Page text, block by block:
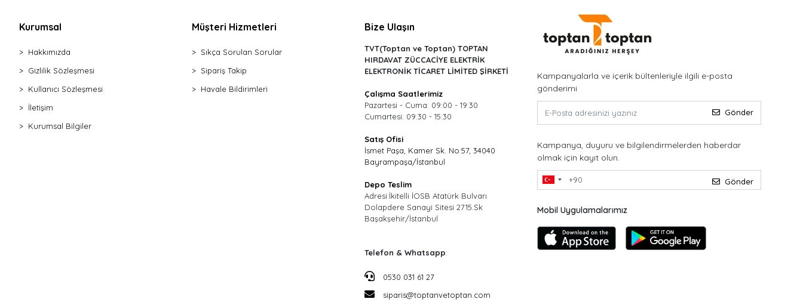
Kurumsal
Hakkımızda
Gizlilik Sözleşmesi
Kullanıcı Sözleşmesi
İletişim
Kurumsal Bilgiler
Müşteri Hizmetleri
Sıkça Sorulan Sorular
Sipariş Takip
Havale Bildirimleri
Bize Ulaşın
TVT(Toptan ve Toptan) TOPTAN
HIRDAVAT ZÜCCACİYE ELEKTRİK
ELEKTRONİK TİCARET LİMİTED ŞİRKETİ
Çalışma Saatlerimiz
Pazartesi - Cuma: 09:00 - 19:30
Cumartesi: 09:30 - 15:30
Satış Ofisi
İsmet Paşa, Kamer Sk. No:57, 34040
Bayrampaşa/İstanbul
Depo Teslim
Adresi:İkitelli İOSB Atatürk Bulvarı
Dolapdere Sanayi Sitesi 2715.Sk
Başakşehir/İstanbul
Telefon & Whatsapp:
0530 031 61 27
siparis@toptanvetoptan.com
Kampanyalarla ve içerik bültenleriyle ilgili e-posta
gönderimi
Gönder
Kampanya, duyuru ve bilgilendirmelerden haberdar
olmak için kayıt olun.
Gönder
Mobil Uygulamalarımız